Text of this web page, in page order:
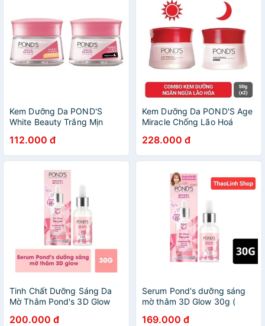
Kem Dưỡng Da POND'S
White Beauty Trắng Mịn
50g
112.000 đ
Kem Dưỡng Da POND'S Age
Miracle Chống Lão Hoá
228.000 đ
Tinh Chất Dưỡng Sáng Da
Mờ Thâm Pond's 3D Glow
200.000 đ
Serum Pond's dưỡng sáng
mờ thâm 3D Glow 30g (
169.000 đ